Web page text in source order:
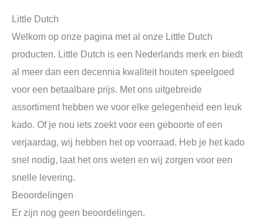
Little Dutch
Welkom op onze pagina met al onze Little Dutch
producten. Little Dutch is een Nederlands merk en biedt
al meer dan een decennia kwaliteit houten speelgoed
voor een betaalbare prijs. Met ons uitgebreide
assortiment hebben we voor elke gelegenheid een leuk
kado. Of je nou iets zoekt voor een geboorte of een
verjaardag, wij hebben het op voorraad. Heb je het kado
snel nodig, laat het ons weten en wij zorgen voor een
snelle levering.
Beoordelingen
Er zijn nog geen beoordelingen.